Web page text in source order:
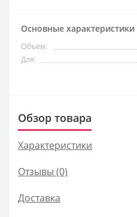
Основные характеристики
Объём:
Для:
Обзор товара
Характеристики
Отзывы (0)
Доставка